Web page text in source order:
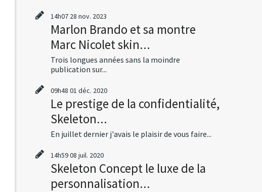
14h07 28 nov. 2023
Marlon Brando et sa montre
Marc Nicolet skin...
Trois longues années sans la moindre
publication sur...
09h48 01 déc. 2020
Le prestige de la confidentialité,
Skeleton...
En juillet dernier j'avais le plaisir de vous faire...
14h5908 juil. 2020
Skeleton Concept le luxe de la
personnalisation...